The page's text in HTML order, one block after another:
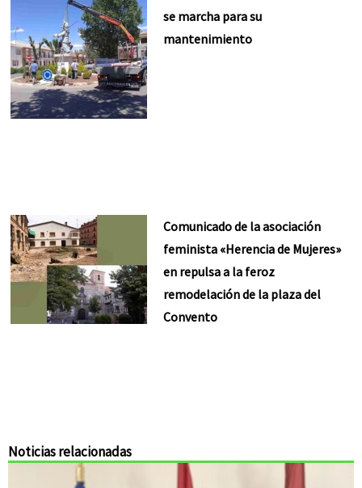
se marcha para su
mantenimiento
Comunicado de la asociación
feminista «Herencia de Mujeres»
en repulsa a la feroz
remodelación de la plaza del
Convento
Noticias relacionadas